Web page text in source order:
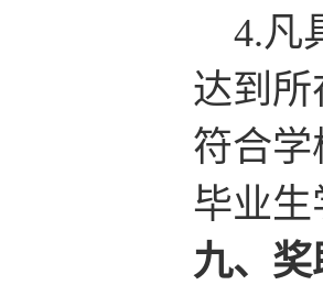
4.凡
达到
符合
毕业
九、